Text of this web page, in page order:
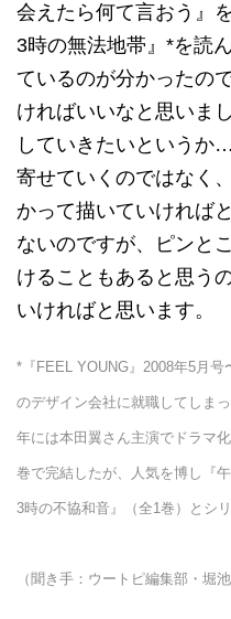
会えたら何て言おう』
3時の無法地帯』*を読
ているのが分かったの
ければいいなと思いま
していきたいという
寄せていくのではなく
かって描いていければ
ないのですが、ピンと
けることもあると思う
いければと思います。
*『FEEL YOUNG』2008年5月号
のデザイン会社に就職してしま
年には本田翼さん主演でドラマ
巻で完結したが、人気を博し『
3時の不協和音』（全1巻）とシ
（聞き手：ウートピ編集部・堀池